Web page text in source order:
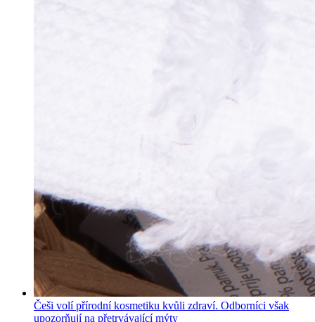
Češi volí přírodní kosmetiku kvůli zdraví. Odborníci však
upozorňují na přetrvávající mýty